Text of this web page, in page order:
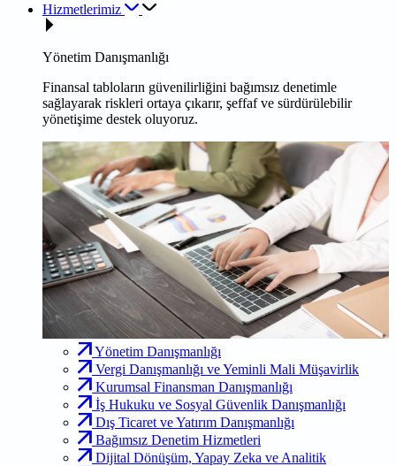
Hizmetlerimiz
Yönetim Danışmanlığı
Finansal tabloların güvenilirliğini bağımsız denetimle
sağlayarak riskleri ortaya çıkarır, şeffaf ve sürdürülebilir
yönetişime destek oluyoruz.
Yönetim Danışmanlığı
Vergi Danışmanlığı ve Yeminli Mali Müşavirlik
Kurumsal Finansman Danışmanlığı
İş Hukuku ve Sosyal Güvenlik Danışmanlığı
Dış Ticaret ve Yatırım Danışmanlığı
Bağımsız Denetim Hizmetleri
Dijital Dönüşüm, Yapay Zeka ve Analitik